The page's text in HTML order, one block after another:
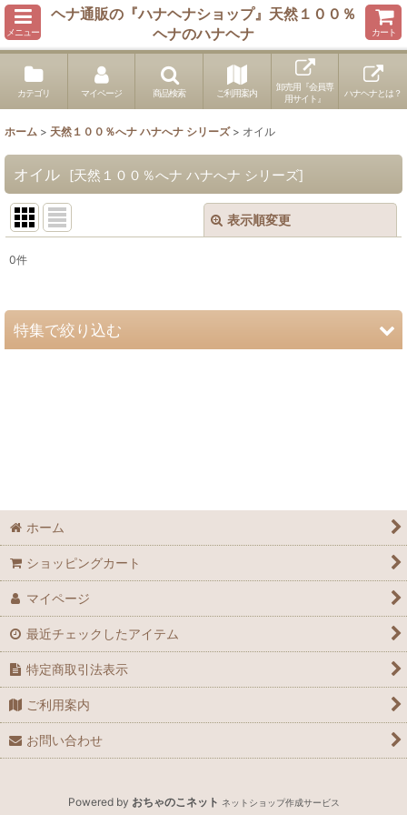
メニュー
ヘナ通販の『ハナヘナショップ』天然１００％
ヘナのハナヘナ
カート
カテゴリ マイページ 商品検索 ご利用案内
卸売用『会員専
用サイト』
ハナヘナとは？
ホーム > 天然１００％へナ ハナへナ シリーズ > オイル
オイル [天然１００％へナ ハナへナ シリーズ]
表示順変更
並び順 :
0件
特集で絞り込む
炭酸ジェル
インド雑貨
ホーム
ショッピングカート
マイページ
最近チェックしたアイテム
特定商取引法表示
ご利用案内
お問い合わせ
Powered by おちゃのこネット ネットショップ作成サービス